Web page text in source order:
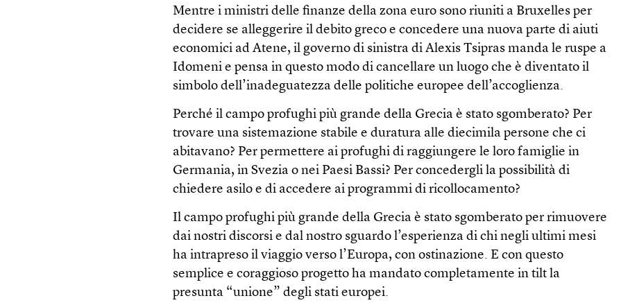
Mentre i ministri delle finanze della zona euro sono riuniti a Bruxelles per
decidere se alleggerire il debito greco e concedere una nuova parte di aiuti
economici ad Atene, il governo di sinistra di Alexis Tsipras manda le ruspe a
Idomeni e pensa in questo modo di cancellare un luogo che è diventato il
simbolo dell’inadeguatezza delle politiche europee dell’accoglienza.
Perché il campo profughi più grande della Grecia è stato sgomberato? Per
trovare una sistemazione stabile e duratura alle diecimila persone che ci
abitavano? Per permettere ai profughi di raggiungere le loro famiglie in
Germania, in Svezia o nei Paesi Bassi? Per concedergli la possibilità di
chiedere asilo e di accedere ai programmi di ricollocamento?
Il campo profughi più grande della Grecia è stato sgomberato per rimuovere
dai nostri discorsi e dal nostro sguardo l’esperienza di chi negli ultimi mesi
ha intrapreso il viaggio verso l’Europa, con ostinazione. E con questo
semplice e coraggioso progetto ha mandato completamente in tilt la
presunta “unione” degli stati europei.